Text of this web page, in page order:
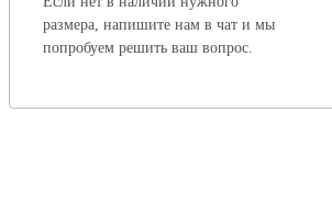
размера, напишите нам в чат и мы
попробуем решить ваш вопрос.